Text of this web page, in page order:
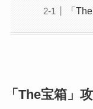
「
「The宝箱」